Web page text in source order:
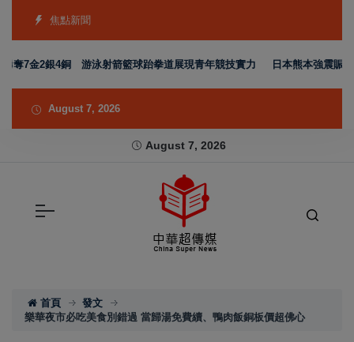
焦點新聞
2銀4銅 游泳射箭籃球跆拳道展現青年競技實力 日本熊本強震賑災再獲
August 7, 2026
August 7, 2026
首頁
發文
樂華夜市必吃美食別錯過 當歸湯免費續、鴨肉飯銅板價超佛心